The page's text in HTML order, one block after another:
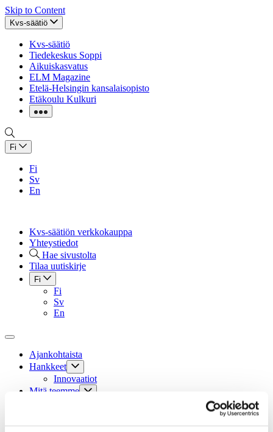
Skip to Content
Kvs-säätiö
Kvs-säätiö
Tiedekeskus Soppi
Aikuiskasvatus
ELM Magazine
Etelä-Helsingin kansalaisopisto
Etäkoulu Kulkuri
Fi
Fi
Sv
En
Kvs-säätiön verkkokauppa
Yhteystiedot
Hae sivustolta
Tilaa uutiskirje
Fi
Fi
Sv
En
Ajankohtaista
Hankkeet
Innovaatiot
Mitä teemme